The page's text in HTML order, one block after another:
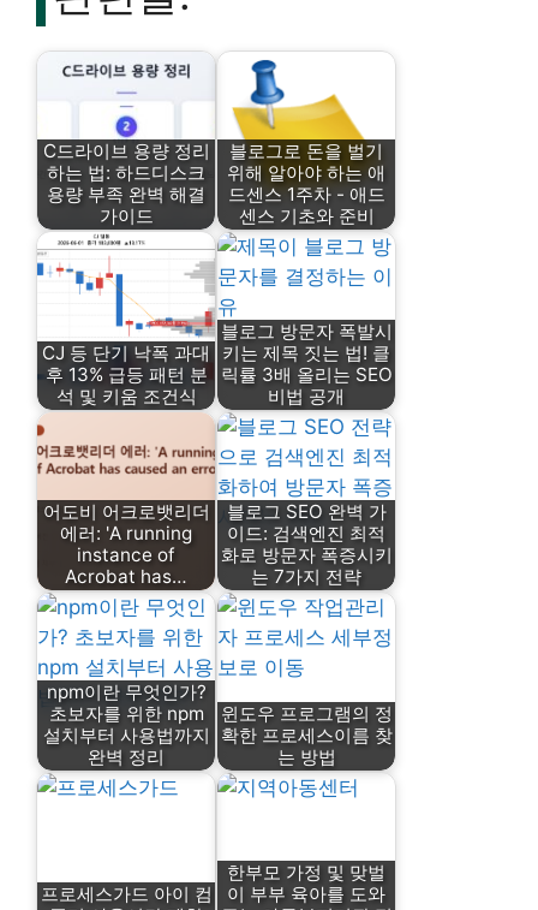
C드라이브 용량 정리
하는 법: 하드디스크
용량 부족 완벽 해결
가이드
블로그로 돈을 벌기
위해 알아야 하는 애
드센스 1주차 - 애드
센스 기초와 준비
CJ 등 단기 낙폭 과대
후 13% 급등 패턴 분
석 및 키움 조건식
블로그 방문자 폭발시
키는 제목 짓는 법! 클
릭률 3배 올리는 SEO
비법 공개
어도비 어크로뱃리더
에러: 'A running
instance of
Acrobat has…
블로그 SEO 완벽 가
이드: 검색엔진 최적
화로 방문자 폭증시키
는 7가지 전략
npm이란 무엇인가?
초보자를 위한 npm
설치부터 사용법까지
완벽 정리
윈도우 프로그램의 정
확한 프로세스이름 찾
는 방법
프로세스가드 아이 컴
한부모 가정 및 맞벌
이 부부 육아를 도와